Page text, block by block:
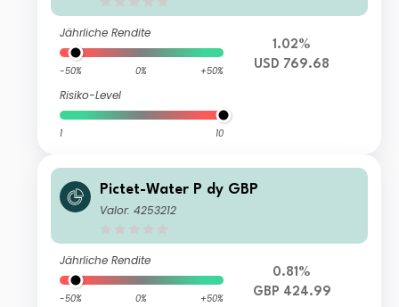
Jährliche Rendite
-50% 0% +50%
Risiko-Level
1 10
1.02%
USD 769.68
Pictet-Water P dy GBP
Valor: 4253212
Jährliche Rendite
-50% 0% +50%
0.81%
GBP 424.99